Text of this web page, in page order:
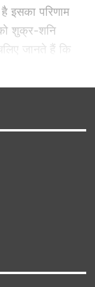
इसका परिणाम
शुक्र-शनि
जानते हैं कि